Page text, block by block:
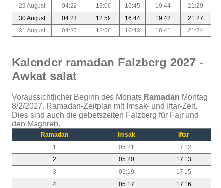
29 August
04:22 13:00 16:45 19:44
21:29
30 August
04:23 12:59 16:44 19:42
21:27
31 August
04:25 12:59 16:43 19:41 21:24
Kalender ramadan Falzberg 2027 -
Awkat salat
Voraussichtlicher Beginn des Monats Ramadan Montag
8/2/2027. Ramadan-Zeitplan mit Imsak- und Iftar-Zeit.
Dies sind auch die gebetszeiten Falzberg für Fajr und
den Maghreb.
Ramadan Imsak
Iftar
1
05:21
17:12
2
05:20
17:13
3
05:19
17:15
4
05:17
17:16